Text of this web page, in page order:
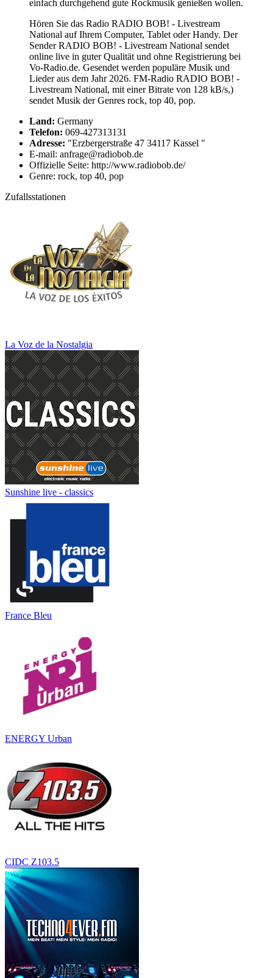
einfach durchgehend gute Rockmusik genießen wollen.
Hören Sie das Radio RADIO BOB! - Livestream
National auf Ihrem Computer, Tablet oder Handy. Der
Sender RADIO BOB! - Livestream National sendet
online live in guter Qualität und ohne Registrierung bei
Vo-Radio.de. Gesendet werden populäre Musik und
Lieder aus dem Jahr 2026. FM-Radio RADIO BOB! -
Livestream National, mit einer Bitrate von 128 kB/s,)
sendet Musik der Genres rock, top 40, pop.
Land: Germany
Telefon: 069-427313131
Adresse: "Erzbergerstraße 47 34117 Kassel "
E-mail: anfrage@radiobob.de
Offizielle Seite: http://www.radiobob.de/
Genre: rock, top 40, pop
Zufallsstationen
La Voz de la Nostalgia
Sunshine live - classics
France Bleu
ENERGY Urban
CIDC Z103.5